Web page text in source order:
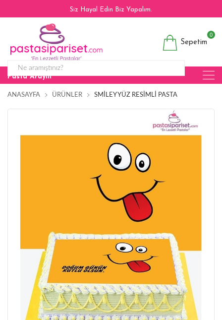
Siz Hayal Edin Biz Yapalım.
Sepetim
0
Pasta Arayın
ANASAYFA ÜRÜNLER SMILEY YÜZ RESIMLI PASTA